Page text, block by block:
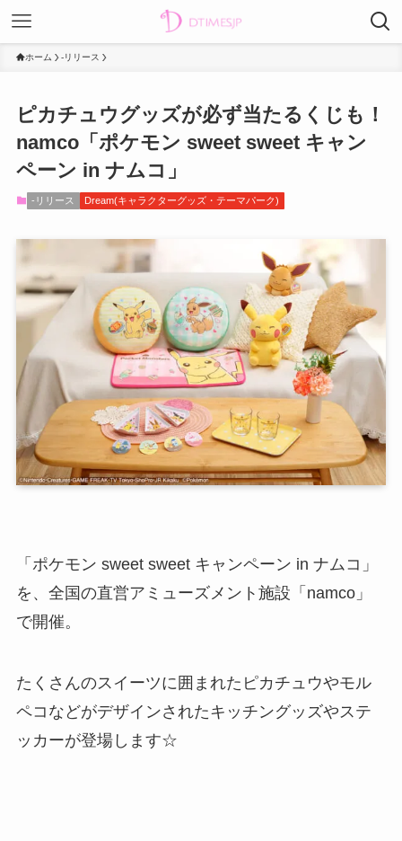
ホーム -リリース
ピカチュウグッズが必ず当たるくじも！
namco「ポケモン sweet sweet キャン
ペーン in ナムコ」
-リリース Dream(キャラクターグッズ・テーマパーク)
「ポケモン sweet sweet キャンペーン in ナムコ」
を、全国の直営アミューズメント施設「namco」
で開催。
たくさんのスイーツに囲まれたピカチュウやモル
ペコなどがデザインされたキッチングッズやステ
ッカーが登場します☆